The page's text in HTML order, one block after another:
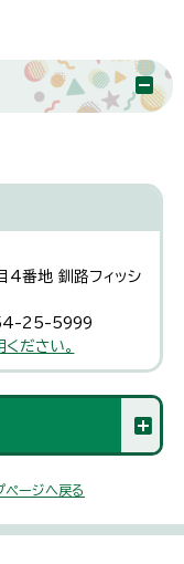
地 釧路フィッシ
25-5999
ださい。
ページへ戻る